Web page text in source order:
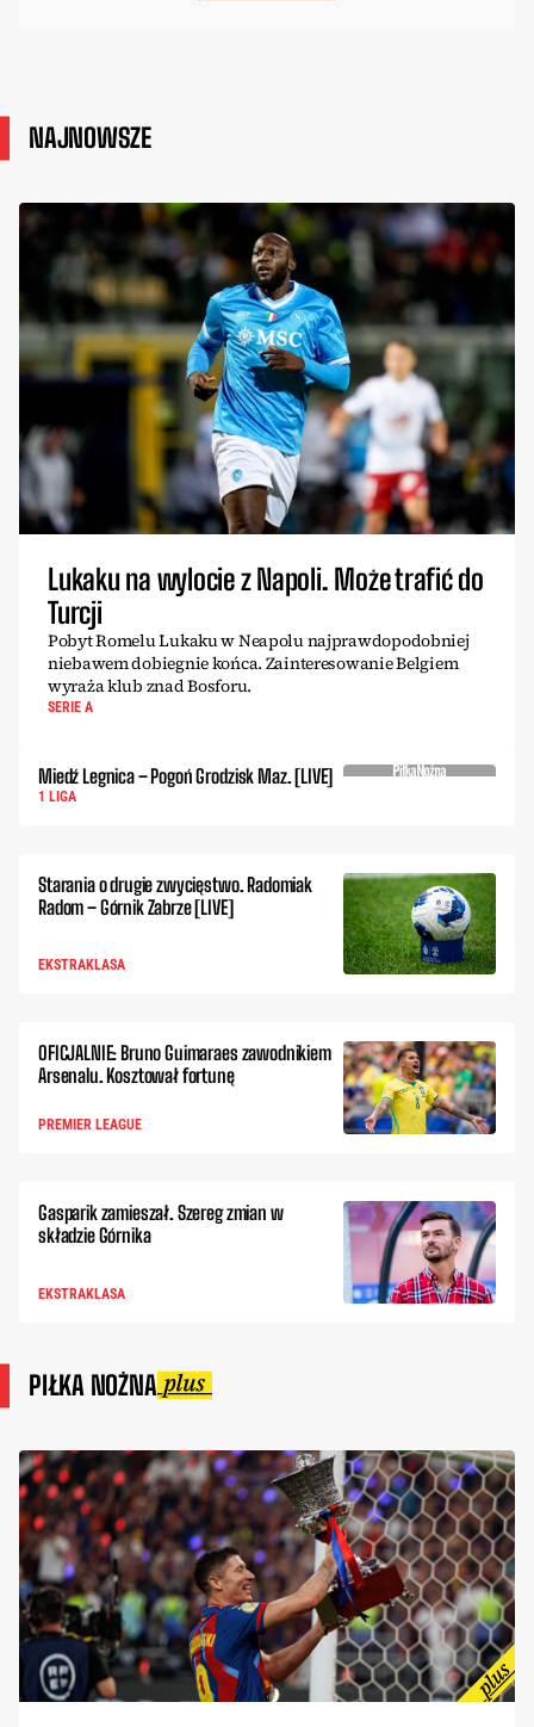
NAJNOWSZE
Lukaku na wylocie z Napoli. Może trafić do
Turcji
Pobyt Romelu Lukaku w Neapolu najprawdopodobniej
niebawem dobiegnie końca. Zainteresowanie Belgiem
wyraża klub znad Bosforu.
SERIE A
Miedź Legnica – Pogoń Grodzisk Maz. [LIVE]
1 LIGA
Starania o drugie zwycięstwo. Radomiak
Radom – Górnik Zabrze [LIVE]
EKSTRAKLASA
OFICJALNIE: Bruno Guimaraes zawodnikiem
Arsenalu. Kosztował fortunę
PREMIER LEAGUE
Gasparik zamieszał. Szereg zmian w
składzie Górnika
EKSTRAKLASA
PIŁKA NOŻNA